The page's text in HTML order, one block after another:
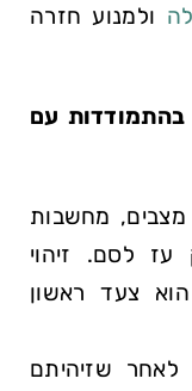
ולמנוע חזרה
בהתמודדות עם
מצבים, מחשבות
לסם. זיהוי
צעד ראשון
לאחר שזיהיתם